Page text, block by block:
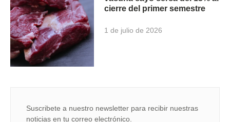
cierre del primer semestre
1 de julio de 2026
Suscribete a nuestro newsletter para recibir nuestras
noticias en tu correo electrónico.